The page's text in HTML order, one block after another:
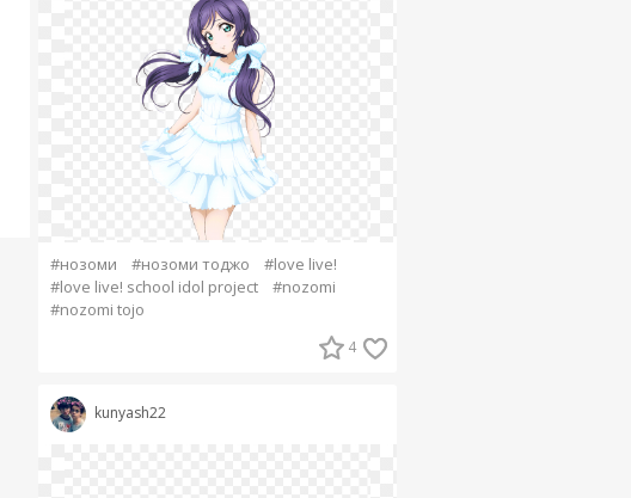
#нозоми #нозоми тоджо
#love live!
#love live! school idol project
#nozomi
#nozomi tojo
4
kunyash22